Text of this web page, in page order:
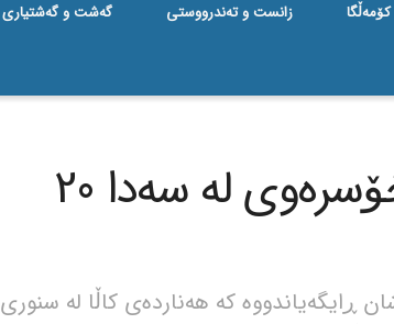
کۆمەڵگا زانست و تەندرووستی گه‌شت و گه‌شتیاری
هەناردەی کاڵا لە سنوری خۆسرەوی لە سەدا 20
ڕایگەیاندووە کە هەناردەی کاڵا لە سنوری